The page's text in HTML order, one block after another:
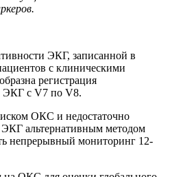
ЭКГ, записанной в
с клиничес­кими
регистрация
ЭКГ с V7 по V8.
ОКС и недостаточно
альтернативным методом
непрерывный мониторинг 12-